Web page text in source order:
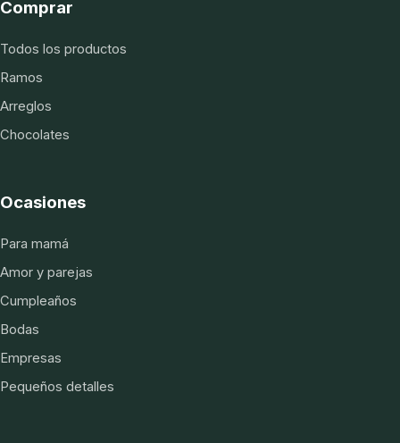
Comprar
Todos los productos
Ramos
Arreglos
Chocolates
Ocasiones
Para mamá
Amor y parejas
Cumpleaños
Bodas
Empresas
Pequeños detalles